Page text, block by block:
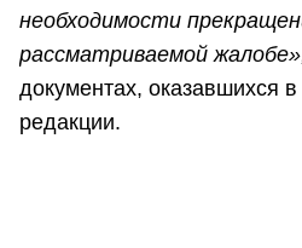
необходимости
рассматриваемой
документах, оказавшихся
редакции.